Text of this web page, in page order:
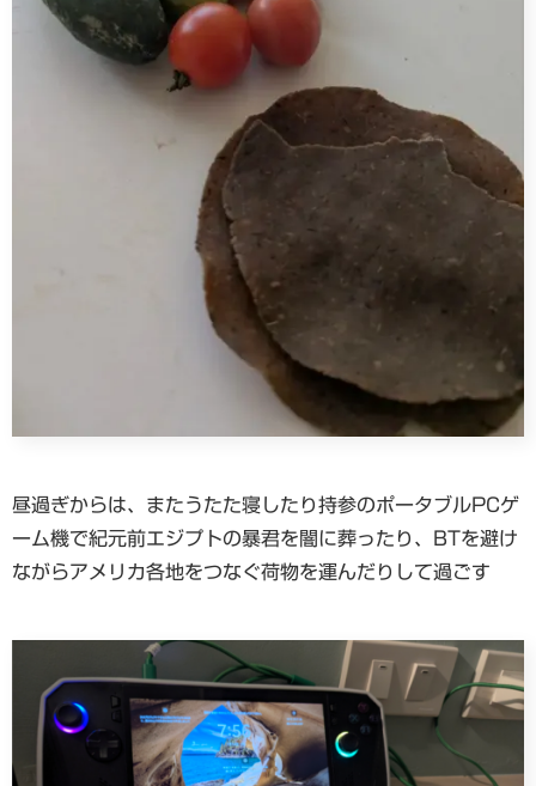
昼過ぎからは、またうたた寝したり持参のポータブルPCゲ
ーム機で紀元前エジプトの暴君を闇に葬ったり、BTを避け
ながらアメリカ各地をつなぐ荷物を運んだりして過ごす